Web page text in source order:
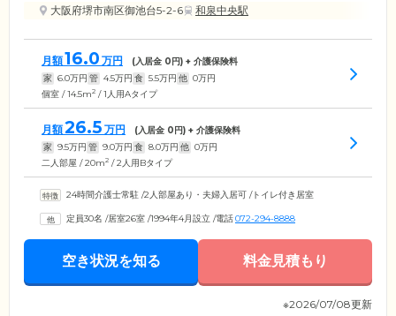
大阪府堺市南区御池台5-2-6
和泉中央駅
月額16.0 万円 (入居金 0円) + 介護保険料
家 6.0万円 管 4.5万円 食 5.5万円 他 0万円
個室 / 14.5m2 / 1人用Aタイプ
月額26.5 万円 (入居金 0円) + 介護保険料
家 9.5万円 管 9.0万円 食 8.0万円 他 0万円
二人部屋 / 20m2 / 2人用Bタイプ
24時間介護士常駐 /2人部屋あり・夫婦入居可 /トイレ付き居室
定員30名 /居室26室 /1994年4月設立 /電話072-294-8888
空き状況を知る 料金見積もり
※2026/07/08更新